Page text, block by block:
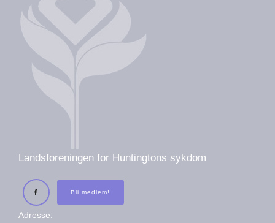
Landsforeningen for Huntingtons sykdom
Bli medlem!
Adresse: